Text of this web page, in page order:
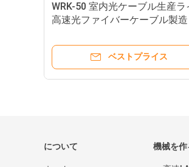
WRK-50 室内光ケーブル生産ラ
高速光ファイバーケーブル製造
ベストプライス
について 機械を